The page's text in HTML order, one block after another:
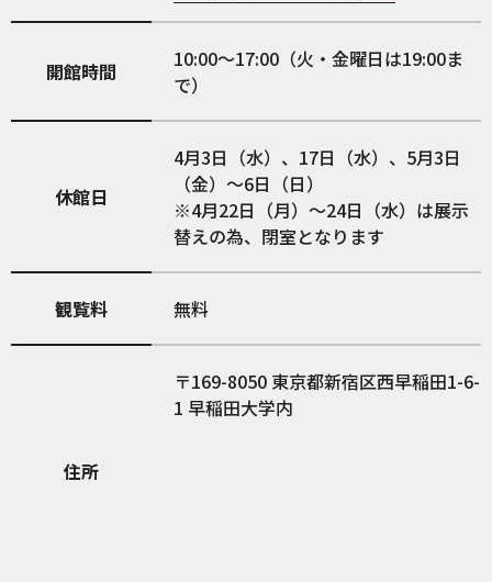
開館時間
10:00～17:00（火・金曜日は19:00ま
で）
休館日
4月3日（水）、17日（水）、5月3日
（金）〜6日（日）
※4月22日（月）〜24日（水）は展示
替えの為、閉室となります
観覧料 無料
住所
169-8050 東京都新宿区西早稲田1-6-
1 早稲田大学内